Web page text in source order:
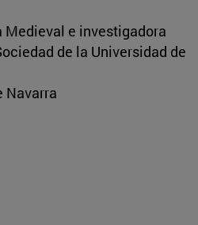
e investigadora
de la Universidad de
Navarra